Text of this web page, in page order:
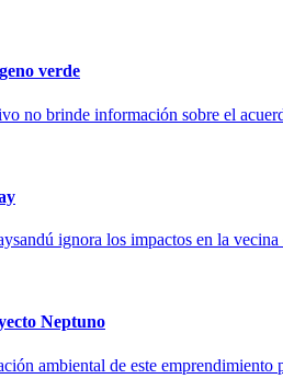
verde
no brinde información sobre el
ignora los impactos en la
Neptuno
ambiental de este